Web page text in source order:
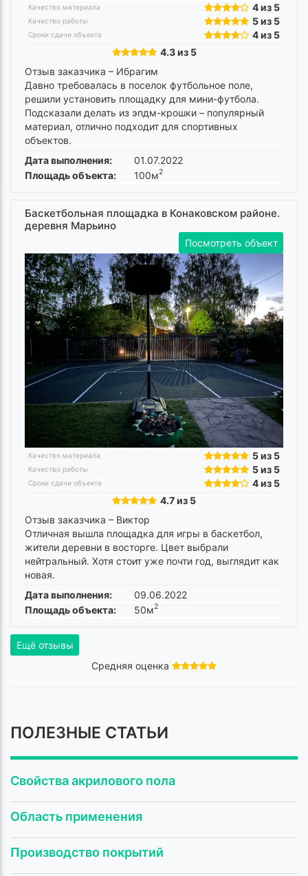
Качество материала 4 из 5
Качество работы 5 из 5
Сроки сдачи объекта
4 из 5
4.3 из 5
Отзыв заказчика – Ибрагим
Давно требовалась в поселок футбольное поле,
решили установить площадку для мини-футбола.
Подсказали делать из эпдм-крошки – популярный
материал, отлично подходит для спортивных
объектов.
Дата выполнения:
01.07.2022
Площадь объекта:
100м2
Баскетбольная площадка в Конаковском районе.
деревня Марьино
Посмотреть объект
Качество материала 5 из 5
Качество работы 5 из 5
Сроки сдачи объекта
4 из 5
4.7 из 5
Отзыв заказчика – Виктор
Отличная вышла площадка для игры в баскетбол,
жители деревни в восторге. Цвет выбрали
нейтральный. Хотя стоит уже почти год, выглядит как
новая.
Дата выполнения:
09.06.2022
Площадь объекта:
50м2
Ещё отзывы
Средняя оценка
ПОЛЕЗНЫЕ СТАТЬИ
Свойства акрилового пола
Область применения
Производство покрытий